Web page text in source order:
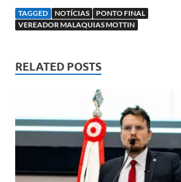
TAGGED NOTÍCIAS
PONTO FINAL
VEREADOR MALAQUIAS MOTTIN
RELATED POSTS